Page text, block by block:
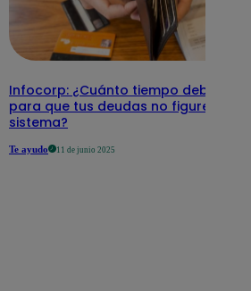
Infocorp: ¿Cuánto tiempo debe pasar
para que tus deudas no figuren en su
sistema?
Te ayudo 11 de junio 2025